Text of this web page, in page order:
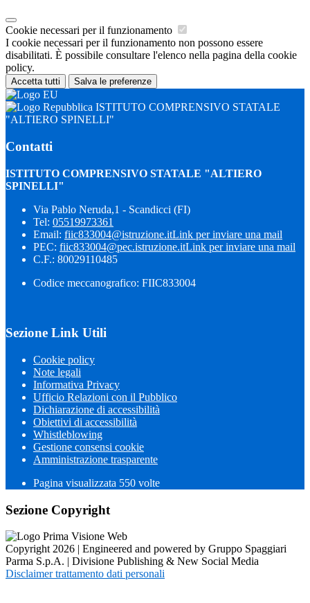
Cookie necessari per il funzionamento
I cookie necessari per il funzionamento non possono essere
disabilitati. È possibile consultare l'elenco nella pagina della cookie
policy.
Accetta tutti Salva le preferenze
ISTITUTO COMPRENSIVO STATALE
"ALTIERO SPINELLI"
Contatti
ISTITUTO COMPRENSIVO STATALE "ALTIERO
SPINELLI"
Via Pablo Neruda,1 - Scandicci (FI)
Tel: 05519973361
Email: fiic833004@istruzione.itLink per inviare una mail
PEC: fiic833004@pec.istruzione.itLink per inviare una mail
C.F.: 80029110485
Codice meccanografico: FIIC833004
Sezione Link Utili
Cookie policy
Note legali
Informativa Privacy
Ufficio Relazioni con il Pubblico
Dichiarazione di accessibilità
Obiettivi di accessibilità
Whistleblowing
Gestione consensi cookie
Amministrazione trasparente
Pagina visualizzata 550 volte
Sezione Copyright
Copyright 2026 | Engineered and powered by Gruppo Spaggiari
Parma S.p.A. | Divisione Publishing & New Social Media
Disclaimer trattamento dati personali